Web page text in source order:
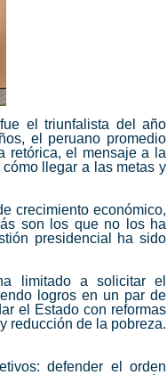
el triunfalista del año
el peruano promedio
retórica, el mensaje a la
llegar a las metas y
crecimiento económico,
son los que no los ha
presidencial ha sido
limitado a solicitar el
logros en un par de
el Estado con reformas
reducción de la pobreza.
defender el orden